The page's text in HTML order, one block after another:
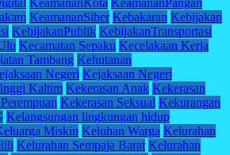
KeamananSiber Kebakaran Kebijakan
KebijakanPublik KebijakanTransportasi
Kecamatan Sepaku Kecelakaan Kerja
Tambang Kehutanan
Negeri Kejaksaan Negeri
Kaltim Kekerasan Anak Kekerasan
Kekerasan Seksual Kekurangan
Kelangsungan lingkungan hidup
Miskin Keluhan Warga Kelurahan
Kelurahan Sempaja Barat Kelurahan